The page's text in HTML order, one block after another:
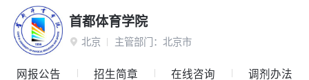
首都体育学院
 北京 主管部门： 北京市
网报公告 招生简章 在线咨询 调剂办法